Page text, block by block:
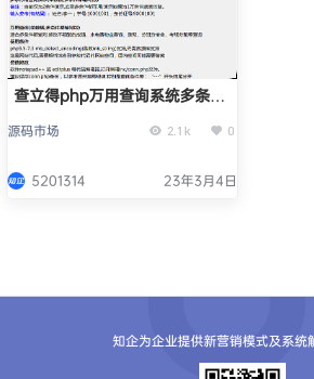
查立得php万用查询系统多条件
查询通用正版系统出售
源码市场 2.1k 0
5201314 23年3月4日
知企为企业提供新营销模式及系统